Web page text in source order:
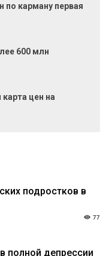
по карману первая
600 млн
цен на
подростков в
77
полной депрессии